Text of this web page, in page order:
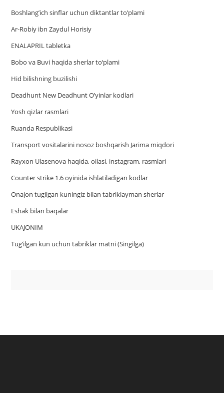
Boshlang’ich sinflar uchun diktantlar to’plami
Ar-Robiy ibn Zaydul Horisiy
ENALAPRIL tabletka
Bobo va Buvi haqida sherlar to‘plami
Hid bilishning buzilishi
Deadhunt New Deadhunt O’yinlar kodlari
Yosh qizlar rasmlari
Ruanda Respublikasi
Trаnsport vositаlаrini nosoz boshqаrish Jаrimа miqdori
Rayxon Ulasenova haqida, oilasi, instagram, rasmlari
Counter strike 1.6 oyinida ishlatiladigan kodlar
Onajon tugilgan kuningiz bilan tabriklayman sherlar
Eshak bilan baqalar
UKAJONIM
Tug‘ilgan kun uchun tabriklar matni (Singilga)